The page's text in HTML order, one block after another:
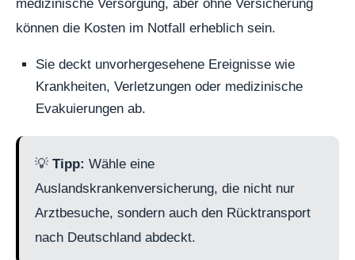
medizinische Versorgung, aber ohne Versicherung
können die Kosten im Notfall erheblich sein.
Sie deckt unvorhergesehene Ereignisse wie
Krankheiten, Verletzungen oder medizinische
Evakuierungen ab.
💡 Tipp: Wähle eine
Auslandskrankenversicherung, die nicht nur
Arztbesuche, sondern auch den Rücktransport
nach Deutschland abdeckt.